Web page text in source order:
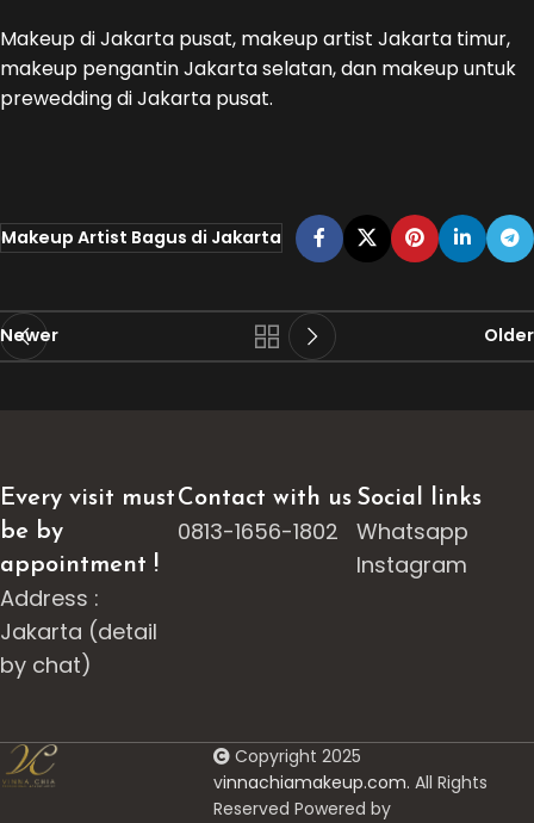
Makeup di Jakarta pusat, makeup artist Jakarta timur,
makeup pengantin Jakarta selatan, dan makeup untuk
prewedding di Jakarta pusat.
Makeup Artist Bagus di Jakarta
Newer Older
Every visit must
be by
appointment !
Address :
Jakarta (detail
by chat)
Contact with us
0813-1656-1802
Social links
Whatsapp
Instagram
Copyright 2025
vinnachiamakeup.com. All Rights
Reserved Powered by